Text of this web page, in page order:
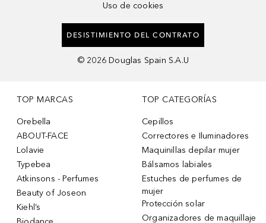
Uso de cookies
DESISTIMIENTO DEL CONTRATO
© 2026 Douglas Spain S.A.U
TOP MARCAS
Orebella
ABOUT-FACE
Lolavie
Typebea
Atkinsons - Perfumes
Beauty of Joseon
Kiehl’s
TOP CATEGORÍAS
Cepillos
Correctores e Iluminadores
Maquinillas depilar mujer
Bálsamos labiales
Estuches de perfumes de
mujer
Protección solar
Organizadores de maquillaje